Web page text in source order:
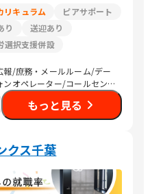
リキュラム
ピアサポート
り
送迎あり
選択支援併設
/庶務・メールルーム/デー
オペレーター/コールセンタ
組付け/その他軽作業/その
ード・商品管理/その他販
ー/その他クリエイティブ/デ
内情報システム/その他IT/ヘ
護職員・ヘルパー/清掃/警
もっと見る
クス千葉